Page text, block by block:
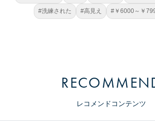
#洗練された #高見え #￥6000～￥
レコメンドコンテンツ